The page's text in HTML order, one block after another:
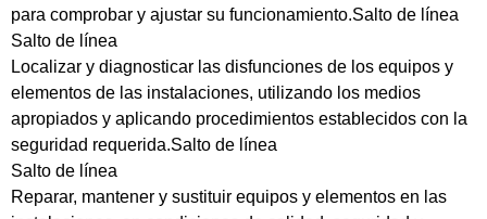
para comprobar y ajustar su funcionamiento.Salto de línea
Salto de línea
Localizar y diagnosticar las disfunciones de los equipos y
elementos de las instalaciones, utilizando los medios
apropiados y aplicando procedimientos establecidos con la
seguridad requerida.Salto de línea
Salto de línea
Reparar, mantener y sustituir equipos y elementos en las